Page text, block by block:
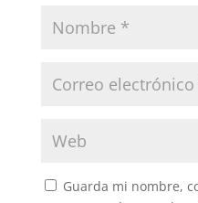
Guarda mi nombre,